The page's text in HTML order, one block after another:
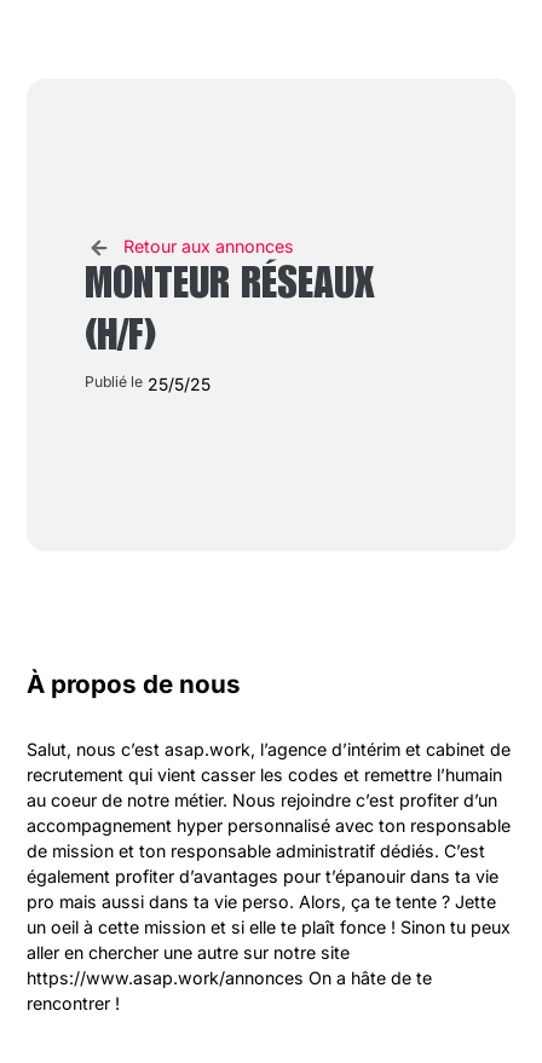
Retour aux annonces
MONTEUR RÉSEAUX
(H/F)
Publié le 25/5/25
À propos de nous
Salut, nous c’est asap.work, l’agence d’intérim et cabinet de
recrutement qui vient casser les codes et remettre l’humain
au coeur de notre métier. Nous rejoindre c’est profiter d’un
accompagnement hyper personnalisé avec ton responsable
de mission et ton responsable administratif dédiés. C’est
également profiter d’avantages pour t’épanouir dans ta vie
pro mais aussi dans ta vie perso. Alors, ça te tente ? Jette
un oeil à cette mission et si elle te plaît fonce ! Sinon tu peux
aller en chercher une autre sur notre site
https://www.asap.work/annonces On a hâte de te
rencontrer !